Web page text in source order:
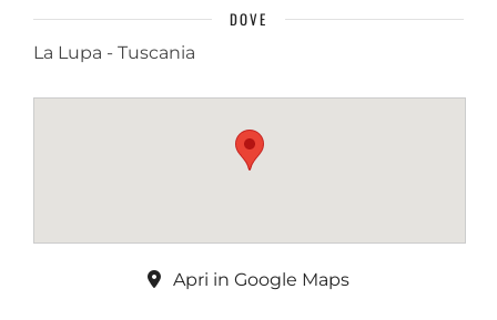
DOVE
La Lupa - Tuscania
Apri in Google Maps